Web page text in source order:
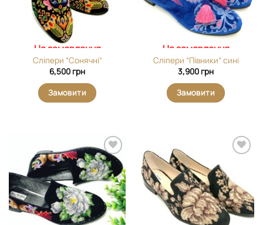
На замовлення
Сліпери “Сонячні”
6,500 грн
Замовити
На замовлення
Сліпери “Півники” сині
3,900 грн
Замовити
Додати
виріб у
вибране
виріб у
вибране